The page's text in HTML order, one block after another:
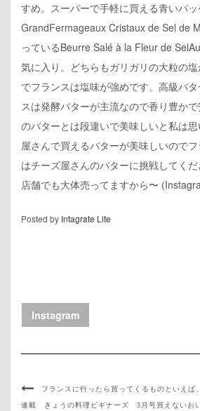
すめ。スーパーで手軽に買える青いパ
GrandFermageaux Cristaux de Sel de
っているBeurre Salé à la Fleur de
気に入り。どちらもガリガリの大粒の
でフランスは塩味が強めです。高級バ
スは発酵バターが主流なので香り豊か
のバターとは段違いで美味しいと私は
屋さんで買えるバターが美味しいので
はチーズ屋さんのバターに挑戦してく
店舗でも大体売ってますから〜
Posted by Intagrate Lite
Instagram
フランスに行ったら買ってくるものといえば
連載 きょうの料理ビギナーズ 3月号買えないお